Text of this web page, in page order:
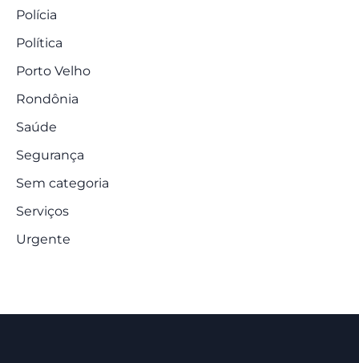
Polícia
Política
Porto Velho
Rondônia
Saúde
Segurança
Sem categoria
Serviços
Urgente